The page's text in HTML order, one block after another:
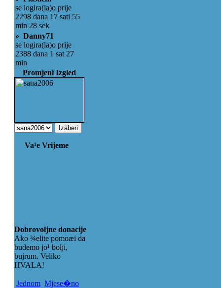
se logira(la)o prije
2298 dana 17 sati 55
min 28 sek
» Danny71
se logira(la)o prije
2388 dana 1 sat 27
min
Promjeni Izgled
Va¹e Vrijeme
Dobrovoljne donacije
Ako ¾elite pomoæi da
budemo jo¹ bolji,
bujrum. Veliko
HVALA!
Jednom Mjese�no